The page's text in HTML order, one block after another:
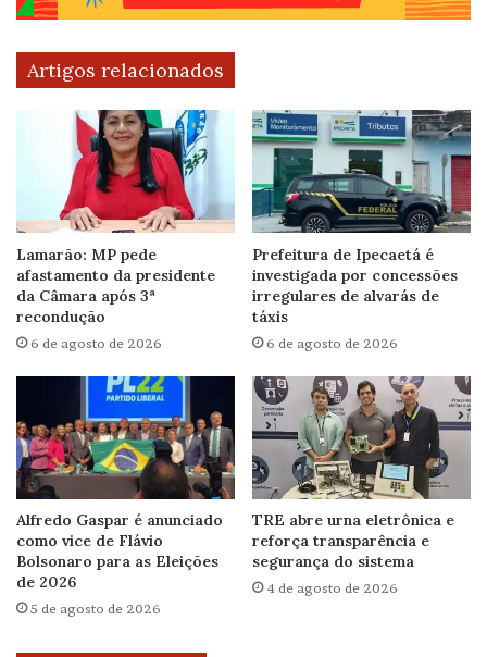
Artigos relacionados
Lamarão: MP pede
afastamento da presidente
da Câmara após 3ª
recondução
6 de agosto de 2026
Prefeitura de Ipecaetá é
investigada por concessões
irregulares de alvarás de
táxis
6 de agosto de 2026
Alfredo Gaspar é anunciado
como vice de Flávio
Bolsonaro para as Eleições
de 2026
5 de agosto de 2026
TRE abre urna eletrônica e
reforça transparência e
segurança do sistema
4 de agosto de 2026